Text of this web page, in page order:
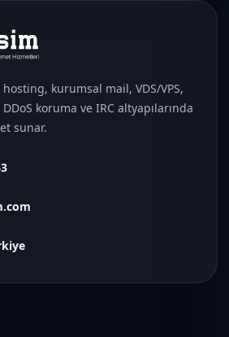
kurumsal mail, VDS/VPS,
koruma ve IRC altyapılarında
sunar.